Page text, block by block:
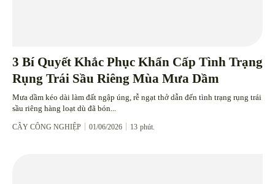
3 Bí Quyết Khắc Phục Khẩn Cấp Tình Trạng
Rụng Trái Sầu Riêng Mùa Mưa Dầm
Mưa dầm kéo dài làm đất ngập úng, rễ ngạt thở dẫn đến tình trạng rụng trái
sầu riêng hàng loạt dù đã bón...
CÂY CÔNG NGHIỆP 01/06/2026 13 phút.